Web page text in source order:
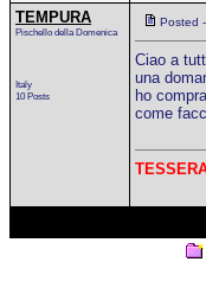
TEMPURA
Pischello della Domenica
Italy
10 Posts
Posted
Ciao a
una
ho
come